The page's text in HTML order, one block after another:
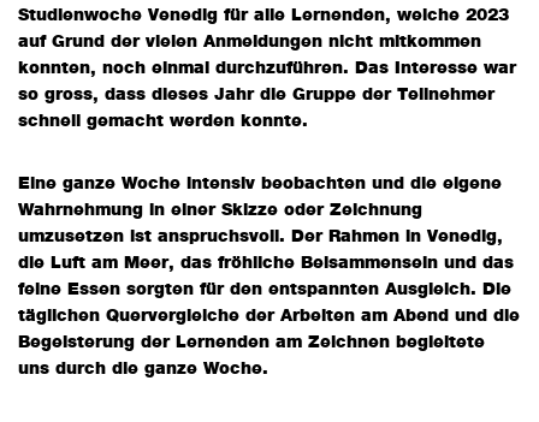
Studienwoche Venedig für alle Lernenden, welche 2023
auf Grund der vielen Anmeldungen nicht mitkommen
konnten, noch einmal durchzuführen. Das Interesse war
so gross, dass dieses Jahr die Gruppe der Teilnehmer
schnell gemacht werden konnte.
Eine ganze Woche intensiv beobachten und die eigene
Wahrnehmung in einer Skizze oder Zeichnung
umzusetzen ist anspruchsvoll. Der Rahmen in Venedig,
die Luft am Meer, das fröhliche Beisammensein und das
feine Essen sorgten für den entspannten Ausgleich. Die
täglichen Quervergleiche der Arbeiten am Abend und die
Begeisterung der Lernenden am Zeichnen begleitete
uns durch die ganze Woche.